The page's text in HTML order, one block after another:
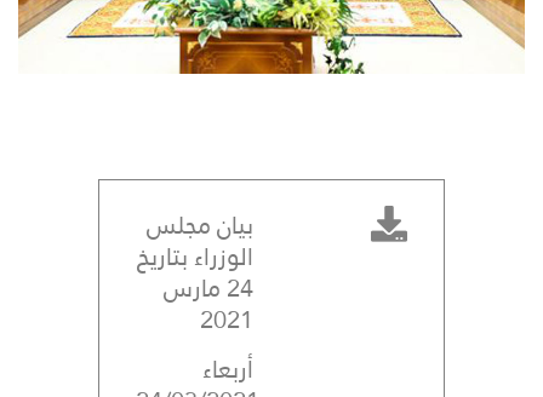
بيان مجلس
الوزراء بتاريخ
24 مارس
2021
أربعاء